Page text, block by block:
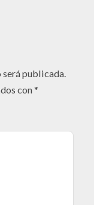
publicada.
con*